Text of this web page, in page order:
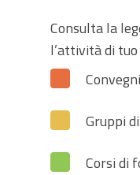
Consulta la
l’attività di
Gruppi
Corsi di